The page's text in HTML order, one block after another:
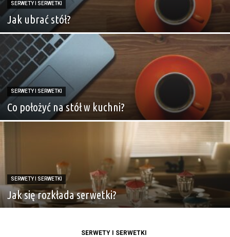
SERWETY I SERWETKI
Jak ubrać stół?
SERWETY I SERWETKI
Co położyć na stół w kuchni?
SERWETY I SERWETKI
Jak się rozkłada serwetki?
SERWETY I SERWETKI